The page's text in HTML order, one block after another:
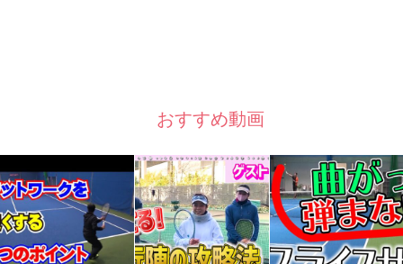
おすすめ動画